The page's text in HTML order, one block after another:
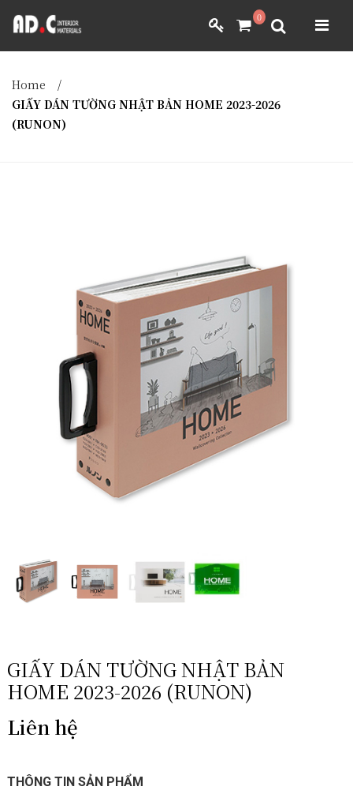
0
YÊU CẦU BÁO GIÁ
ADC INTERIOR
GIẤY DÁN TƯỜNG NHẬT BẢN
Home
/
GIẤY DÁN TƯỜNG NHẬT BẢN HOME 2023-2026
(RUNON)
GIẤY DÁN TƯỜNG NHẬT BẢN
HOME 2023-2026 (RUNON)
Liên hệ
THÔNG TIN SẢN PHẨM